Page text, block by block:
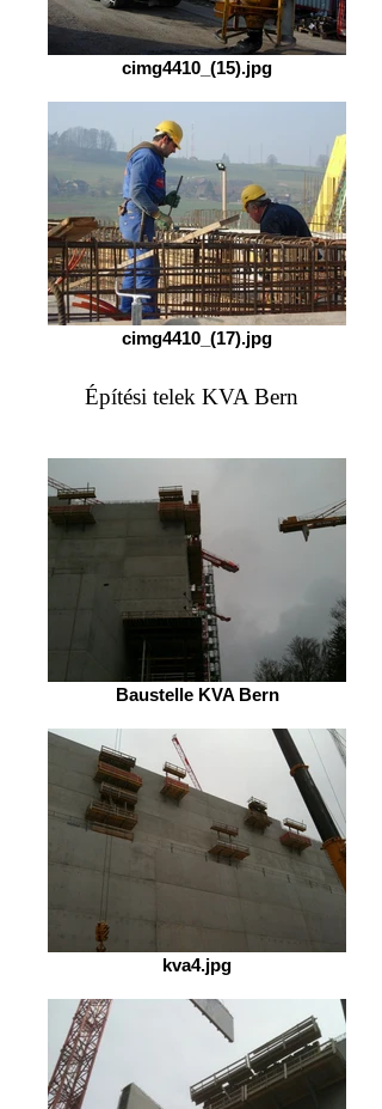
cimg4410_(15).jpg
cimg4410_(17).jpg
Építési telek KVA Bern
Baustelle KVA Bern
kva4.jpg